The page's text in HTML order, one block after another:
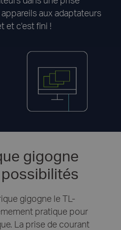
aux adaptateurs
et c'est fini !
gigogne
gigogne le TL-
pratique pour
La prise de courant